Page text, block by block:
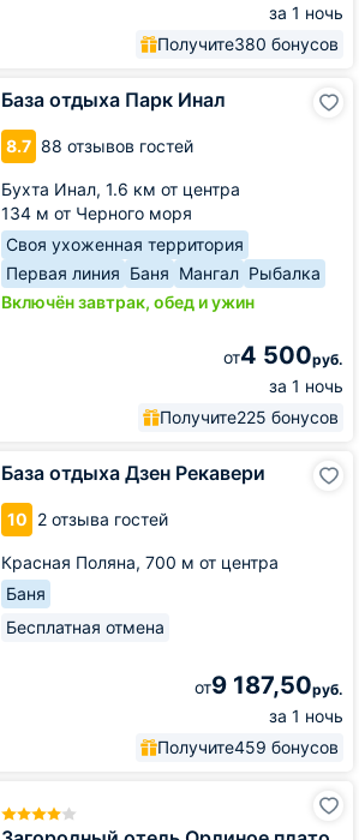
за 1 ночь
Получите380 бонусов
База отдыха Парк Инал
8.7 88 отзывов гостей
Бухта Инал, 1.6 км от центра
134 м от Черного моря
Своя ухоженная территория
Первая линия Баня Мангал Рыбалка
Включён завтрак, обед и ужин
от4 500руб.
за 1 ночь
Получите225 бонусов
База отдыха Дзен Рекавери
10 2 отзыва гостей
Красная Поляна, 700 м от центра
Баня
Бесплатная отмена
от9 187,50руб.
за 1 ночь
Получите459 бонусов